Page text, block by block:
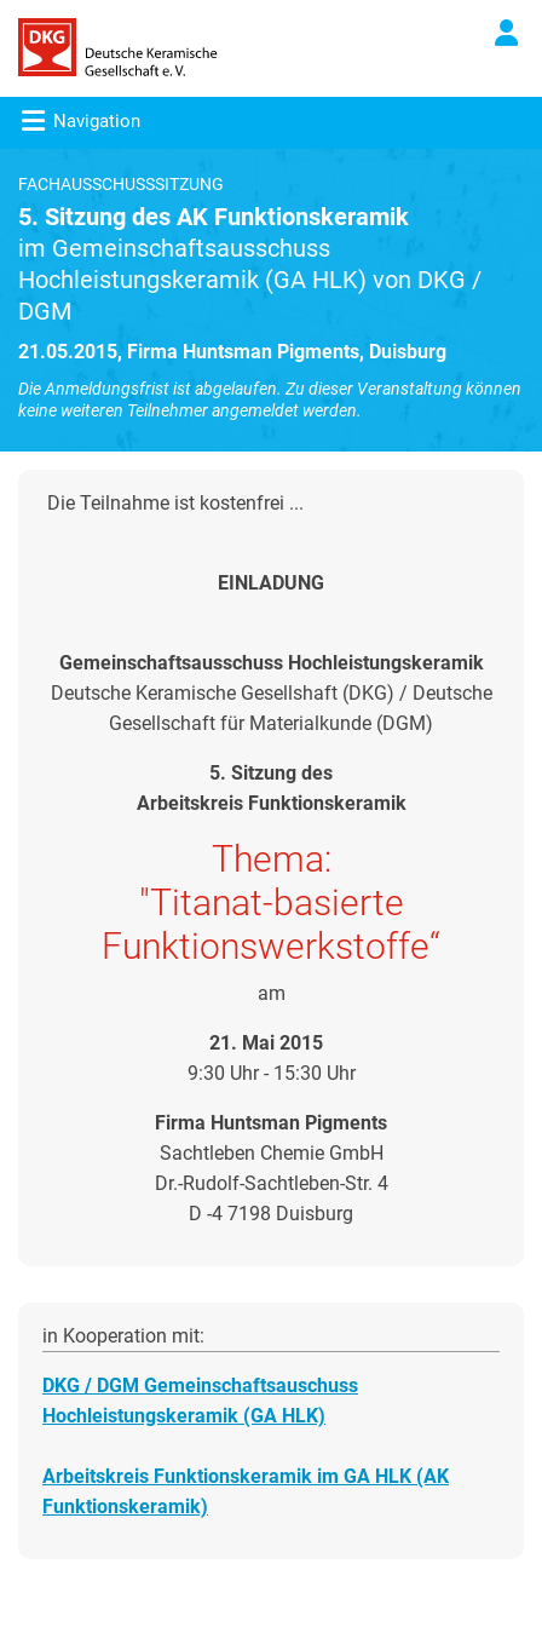
Navigation
FACHAUSSCHUSSSITZUNG
5. Sitzung des AK Funktionskeramik
im Gemeinschaftsausschuss
Hochleistungskeramik (GA HLK) von DKG /
DGM
21.05.2015, Firma Huntsman Pigments, Duisburg
Die Anmeldungsfrist ist abgelaufen. Zu dieser Veranstaltung können
keine weiteren Teilnehmer angemeldet werden.
Die Teilnahme ist kostenfrei ...
EINLADUNG
Gemeinschaftsausschuss Hochleistungskeramik
Deutsche Keramische Gesellshaft (DKG) / Deutsche
Gesellschaft für Materialkunde (DGM)
5. Sitzung des
Arbeitskreis Funktionskeramik
Thema:
"Titanat-basierte
Funktionswerkstoffe“
am
21. Mai 2015
9:30 Uhr - 15:30 Uhr
Firma Huntsman Pigments
Sachtleben Chemie GmbH
Dr.-Rudolf-Sachtleben-Str. 4
D -4 7198 Duisburg
in Kooperation mit:
DKG / DGM Gemeinschaftsauschuss
Hochleistungskeramik (GA HLK)
Arbeitskreis Funktionskeramik im GA HLK (AK
Funktionskeramik)